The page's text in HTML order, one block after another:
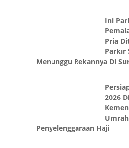
Ini
Pria
Parkir
Menunggu Rekannya Di
2026
Penyelenggaraan Haji